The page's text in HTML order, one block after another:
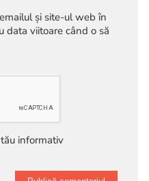
și site-ul web în
data viitoare când o să
informativ